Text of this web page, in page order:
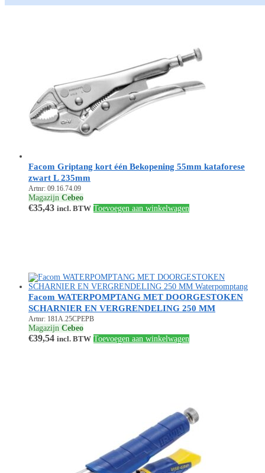
Facom Griptang kort één Bekopening 55mm kataforese
zwart L 235mm
Artnr: 09.16.74.09
Magazijn Cebeo
€35,43 incl. BTW Toevoegen aan winkelwagen
Facom WATERPOMPTANG MET DOORGESTOKEN
SCHARNIER EN VERGRENDELING 250 MM
Artnr: 181A.25CPEPB
Magazijn Cebeo
€39,54 incl. BTW Toevoegen aan winkelwagen